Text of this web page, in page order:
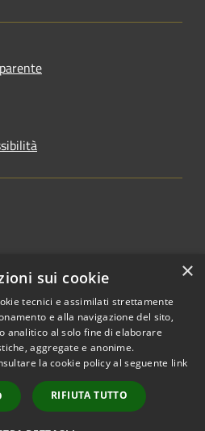
Copyright © 2026 • Comune di
Clusone • Powered by
Municipium•
Accesso
redazione
×
sui cookie
tecnici e assimilati strettamente
e alla navigazione del sito,
analitico al solo fine di elaborare
aggregate e anonime.
la cookie policy al seguente link
RIFIUTA TUTTO